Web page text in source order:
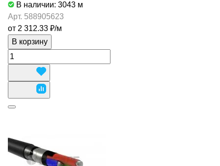
В наличии: 3043 м
Арт. 588905623
от 2 312.33 ₽/м
В корзину